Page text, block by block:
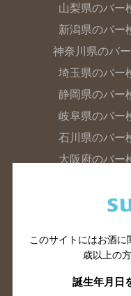
山梨県のバー
新潟県のバー
神奈川県のバ
埼玉県のバー
静岡県のバー
岐阜県のバー
石川県のバー
大阪府のバー
滋賀県のバー
山口県のバー
香川県のバー
このサイトにはお酒に
歳以上の
誕生年月日